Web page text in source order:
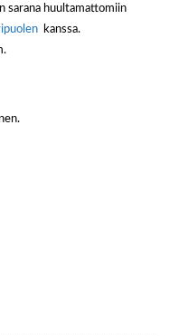
sarana huultamattomiin
kanssa.